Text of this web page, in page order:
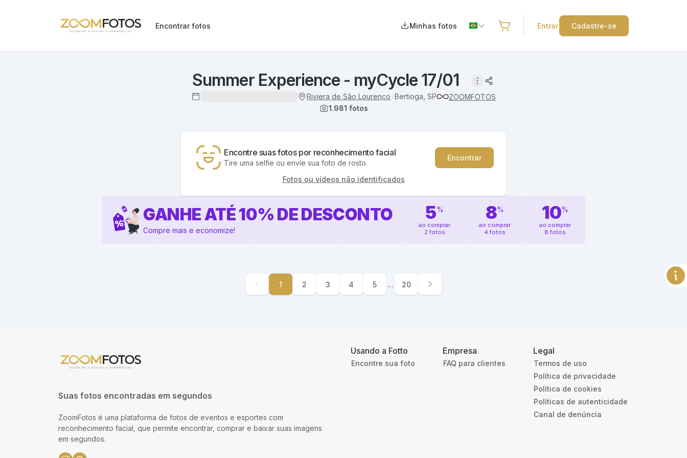
Encontrar fotos Minhas fotos Entrar Cadastre-se
Summer Experience - myCycle 17/01
Riviera de São Lourenço Bertioga, SP
ZOOMFOTOS
1.981 fotos
Encontre suas fotos por reconhecimento facial
Tire uma selfie ou envie sua foto de rosto.
Encontrar
Fotos ou vídeos não identificados
GANHE ATÉ10% DE DESCONTO
Compre mais e economize!
5%
ao comprar
2 fotos
8%
ao comprar
4 fotos
10%
ao comprar
8 fotos
1 2 3 4 5 ... 20
Suas fotos encontradas em segundos
ZoomFotos é uma plataforma de fotos de eventos e esportes com
reconhecimento facial, que permite encontrar, comprar e baixar suas imagens
em segundos.
Usando a Fotto
Encontre sua foto
Empresa
FAQ para clientes
Legal
Termos de uso
Política de privacidade
Política de cookies
Políticas de autenticidade
Canal de denúncia